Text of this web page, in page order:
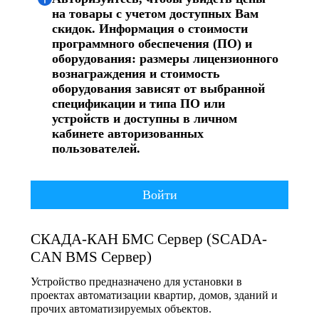
на товары с учетом доступных Вам
скидок. Информация о стоимости
программного обеспечения (ПО) и
оборудования: размеры лицензионного
вознаграждения и стоимость
оборудования зависят от выбранной
спецификации и типа ПО или
устройств и доступны в личном
кабинете авторизованных
пользователей.
Войти
СКАДА-КАН БМС Сервер (SCADA-
CAN BMS Сервер)
Устройство предназначено для установки в
проектах автоматизации квартир, домов, зданий и
прочих автоматизируемых объектов.